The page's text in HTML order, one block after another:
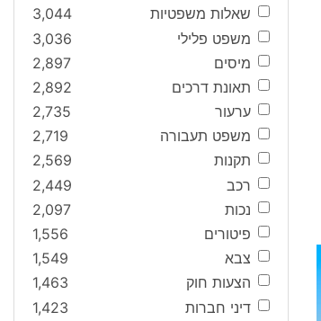
שאלות משפטיות
3,044
משפט פלילי
3,036
מיסים
2,897
תאונת דרכים
2,892
ערעור
2,735
משפט תעבורה
2,719
תקנות
2,569
רכב
2,449
נכות
2,097
פיטורים
1,556
צבא
1,549
הצעות חוק
1,463
דיני חברות
1,423